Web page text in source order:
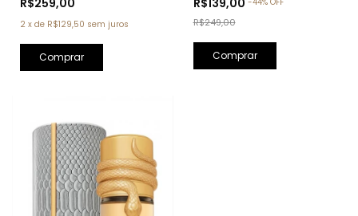
100ml (Ref. Olfativa: Allure
Homme Sport Chanel)
2 x de R$129,50 sem juros
Parfum - 100ml (Ref. Olfativa:
Erba Pura Xerjoff)
R$249,00